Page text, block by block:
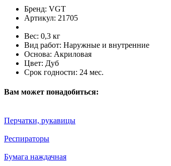
Бренд: VGT
Артикул: 21705
Вес: 0,3 кг
Вид работ: Наружные и внутренние
Основа: Акриловая
Цвет: Дуб
Срок годности: 24 мес.
Вам может понадобиться:
Перчатки, рукавицы
Респираторы
Бумага наждачная